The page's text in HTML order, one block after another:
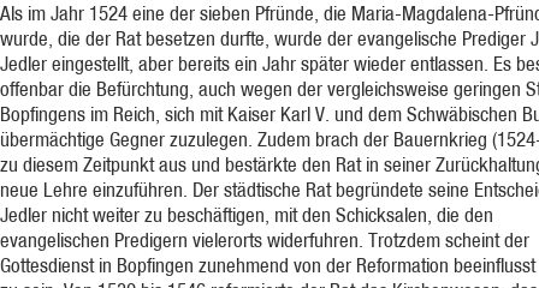
Als im Jahr 1524 eine der sieben Pfründe, die Maria-Magdalena-
wurde, die der Rat besetzen durfte, wurde der evangelische Prediger
Jedler eingestellt, aber bereits ein Jahr später wieder entlassen. Es
offenbar die Befürchtung, auch wegen der vergleichsweise geringen
Bopfingens im Reich, sich mit Kaiser Karl V. und dem Schwäbischen
übermächtige Gegner zuzulegen. Zudem brach der Bauernkrieg
zu diesem Zeitpunkt aus und bestärkte den Rat in seiner
neue Lehre einzuführen. Der städtische Rat begründete seine
Jedler nicht weiter zu beschäftigen, mit den Schicksalen, die den
evangelischen Predigern vielerorts widerfuhren. Trotzdem scheint der
Gottesdienst in Bopfingen zunehmend von der Reformation